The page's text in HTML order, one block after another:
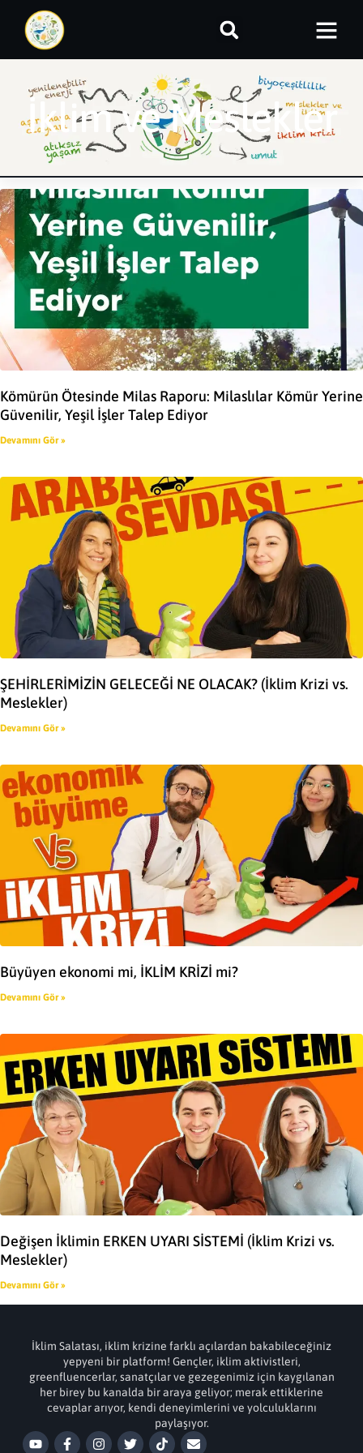
İklim ve Meslekler
Kömürün Ötesinde Milas Raporu: Milaslılar Kömür Yerine
Güvenilir, Yeşil İşler Talep Ediyor
Devamını Gör »
ŞEHİRLERİMİZİN GELECEĞİ NE OLACAK? (İklim Krizi vs.
Meslekler)
Devamını Gör »
Büyüyen ekonomi mi, İKLİM KRİZİ mi?
Devamını Gör »
Değişen İklimin ERKEN UYARI SİSTEMİ (İklim Krizi vs.
Meslekler)
Devamını Gör »
İklim Salatası, iklim krizine farklı açılardan bakabileceğiniz
yepyeni bir platform! Gençler, iklim aktivistleri,
greenfluencerlar, sanatçılar ve gezegenimiz için kaygılanan
her birey bu kanalda bir araya geliyor; merak ettiklerine
cevaplar arıyor, kendi deneyimlerini ve yolculuklarını
paylaşıyor.